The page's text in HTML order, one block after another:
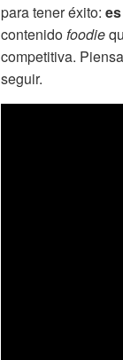
para tener éxito:
contenidofoodie
competitiva.
seguir.